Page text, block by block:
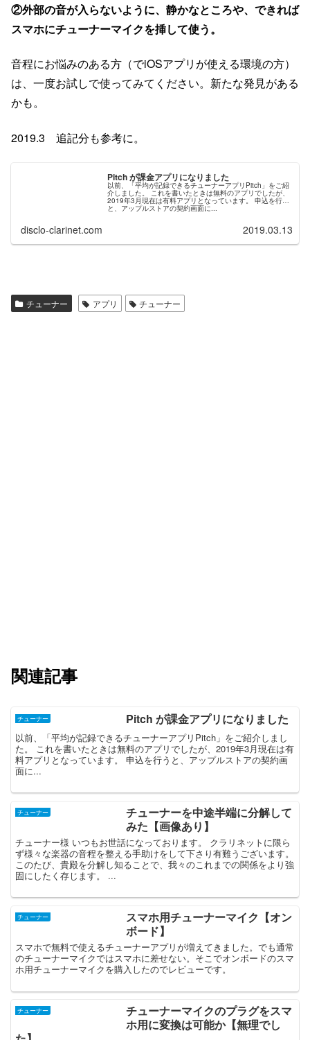
②外部の音が入らないように、静かなところや、できれば
スマホにチューナーマイクを挿して使う。
音程にお悩みのある方（でiOSアプリが使える環境の方）
は、一度お試しで使ってみてください。新たな発見がある
かも。
2019.3 追記分も参考に。
Pitch が課金アプリになりました
以前、「平均が記録できるチューナーアプリPitch」をご紹
介しました。 これを書いたときは無料のアプリでしたが、
2019年3月現在は有料アプリとなっています。 申込を行う
と、アップルストアの契約画面に...
disclo-clarinet.com 2019.03.13
チューナー アプリ チューナー
関連記事
チューナー Pitch が課金アプリになりました
以前、「平均が記録できるチューナーアプリPitch」をご紹介しまし
た。 これを書いたときは無料のアプリでしたが、2019年3月現在は有
料アプリとなっています。 申込を行うと、アップルストアの契約画
面に...
チューナー
チューナーを中途半端に分解して
みた【画像あり】
チューナー様 いつもお世話になっております。 クラリネットに限ら
ず様々な楽器の音程を整える手助けをして下さり有難うございます。
このたび、貴殿を分解し知ることで、我々のこれまでの関係をより強
固にしたく存じます。 ...
チューナー
スマホ用チューナーマイク【オン
ボード】
スマホで無料で使えるチューナーアプリが増えてきました。でも通常
のチューナーマイクではスマホに差せない。そこでオンボードのスマ
ホ用チューナーマイクを購入したのでレビューです。
チューナー
チューナーマイクのプラグをスマ
ホ用に変換は可能か【無理でし